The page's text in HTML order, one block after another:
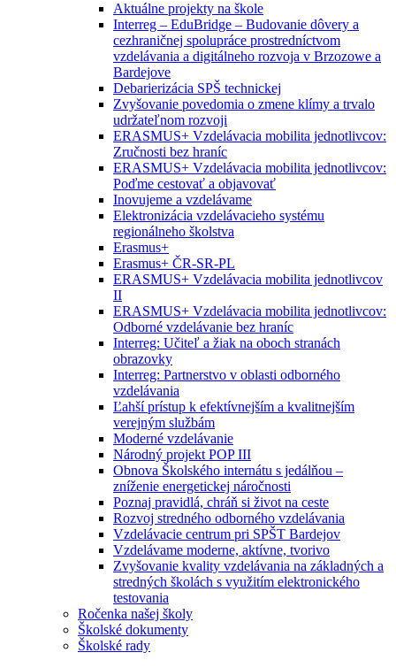
Aktuálne projekty na škole
Interreg – EduBridge – Budovanie dôvery a
cezhraničnej spolupráce prostredníctvom
vzdelávania a digitálneho rozvoja v Brzozowe a
Bardejove
Debarierizácia SPŠ technickej
Zvyšovanie povedomia o zmene klímy a trvalo
udržateľnom rozvoji
ERASMUS+ Vzdelávacia mobilita jednotlivcov:
Zručnosti bez hraníc
ERASMUS+ Vzdelávacia mobilita jednotlivcov:
Poďme cestovať a objavovať
Inovujeme a vzdelávame
Elektronizácia vzdelávacieho systému
regionálneho školstva
Erasmus+
Erasmus+ ČR-SR-PL
ERASMUS+ Vzdelávacia mobilita jednotlivcov
II
ERASMUS+ Vzdelávacia mobilita jednotlivcov:
Odborné vzdelávanie bez hraníc
Interreg: Učiteľ a žiak na oboch stranách
obrazovky
Interreg: Partnerstvo v oblasti odborného
vzdelávania
Ľahší prístup k efektívnejším a kvalitnejším
verejným službám
Moderné vzdelávanie
Národný projekt POP III
Obnova Školského internátu s jedálňou –
zníženie energetickej náročnosti
Poznaj pravidlá, chráň si život na ceste
Rozvoj stredného odborného vzdelávania
Vzdelávacie centrum pri SPŠT Bardejov
Vzdelávame moderne, aktívne, tvorivo
Zvyšovanie kvality vzdelávania na základných a
stredných školách s využitím elektronického
testovania
Ročenka našej školy
Školské dokumenty
Školské rady